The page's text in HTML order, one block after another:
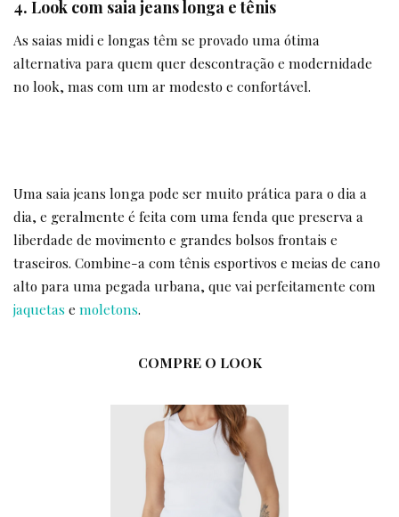
4. Look com saia jeans longa e tênis
As saias midi e longas têm se provado uma ótima
alternativa para quem quer descontração e modernidade
no look, mas com um ar modesto e confortável.
Uma saia jeans longa pode ser muito prática para o dia a
dia, e geralmente é feita com uma fenda que preserva a
liberdade de movimento e grandes bolsos frontais e
traseiros. Combine-a com tênis esportivos e meias de cano
alto para uma pegada urbana, que vai perfeitamente com
jaquetas e moletons.
COMPRE O LOOK